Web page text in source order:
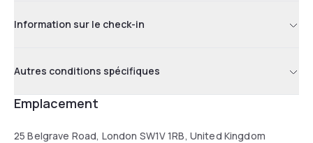
Information sur le check-in
Autres conditions spécifiques
Emplacement
25 Belgrave Road, London SW1V 1RB, United Kingdom